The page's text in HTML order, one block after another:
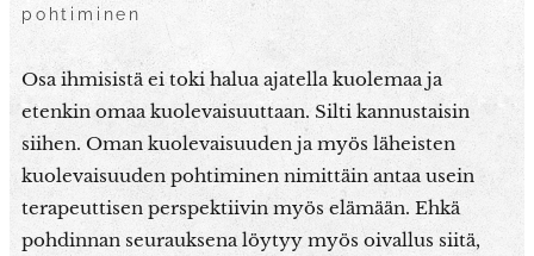
pohtiminen
Osa ihmisistä ei toki halua ajatella kuolemaa ja
etenkin omaa kuolevaisuuttaan. Silti kannustaisin
siihen. Oman kuolevaisuuden ja myös läheisten
kuolevaisuuden pohtiminen nimittäin antaa usein
terapeuttisen perspektiivin myös elämään. Ehkä
pohdinnan seurauksena löytyy myös oivallus siitä,